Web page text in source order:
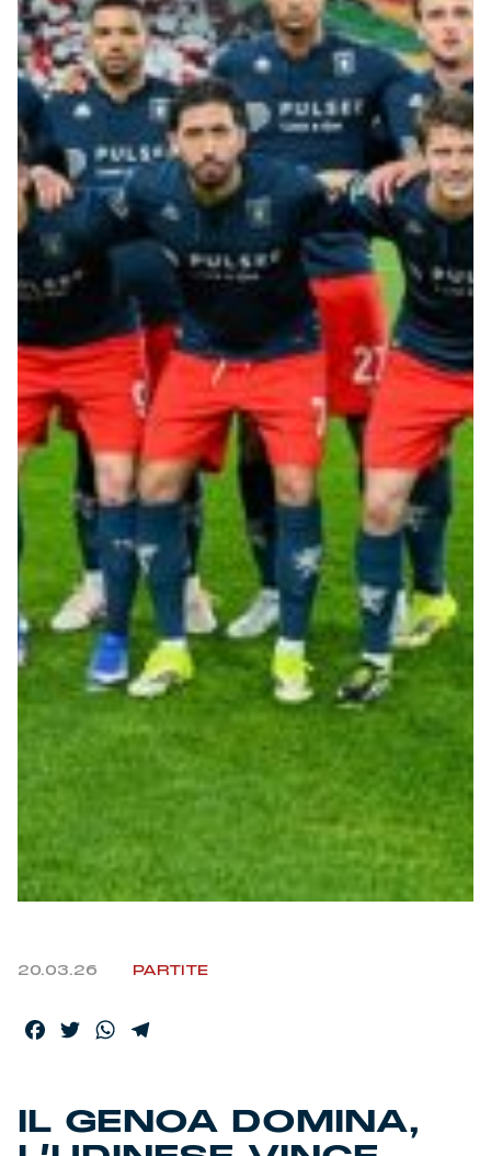
Summer Sale
Mare
Accessori
Party
Outlet
Helan x Genoa
Isolani x Genoa
Gift Card Online Store
20.03.26 PARTITE
Facebook
TwitterWhatsApp
IL GENOA DOMINA,